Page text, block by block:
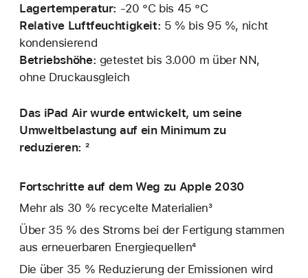
Lagertemperatur: ‑20 °C bis 45 °C
Relative Luftfeuchtigkeit: 5 % bis 95 %, nicht
kondensierend
Betriebshöhe: getestet bis 3.000 m über NN,
ohne Druckausgleich
Das iPad Air wurde entwickelt, um seine
Umweltbelastung auf ein Minimum zu
reduzieren: ²
Fortschritte auf dem Weg zu Apple 2030
Mehr als 30 % recycelte Materialien³
Über 35 % des Stroms bei der Fertigung stammen
aus erneuerbaren Energiequellen⁴
Die über 35 % Reduzierung der Emissionen wird